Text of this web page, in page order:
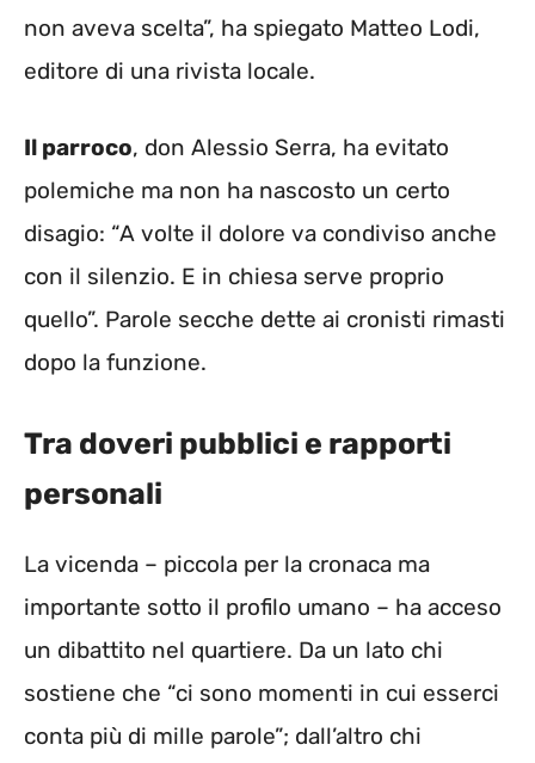
non aveva scelta”, ha spiegato Matteo Lodi,
editore di una rivista locale.
Il parroco, don Alessio Serra, ha evitato
polemiche ma non ha nascosto un certo
disagio: “A volte il dolore va condiviso anche
con il silenzio. E in chiesa serve proprio
quello”. Parole secche dette ai cronisti rimasti
dopo la funzione.
Tra doveri pubblici e rapporti
personali
La vicenda – piccola per la cronaca ma
importante sotto il profilo umano – ha acceso
un dibattito nel quartiere. Da un lato chi
sostiene che “ci sono momenti in cui esserci
conta più di mille parole”; dall’altro chi